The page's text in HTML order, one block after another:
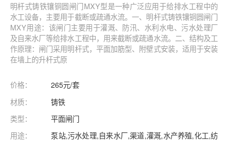
明杆式铸铁镶铜圆闸门MXY型是一种广泛应用于给排水工程中的
水工设备，主要用于截断或疏通水流。一、明杆式铸铁镶铜圆闸门
MXY用途：该闸门主要用于灌溉、防汛、水利水电、污水处理厂
及自来水厂等给排水工程中，用来截断或疏通水流。二、结构及工
作原理：闸门采用明杆式，平面加筋型、附壁式安装，适用于安装
在墙上的升杆式原
价格：
265元/套
材质：
铸铁
类型：
平面闸门
用途：
泵站,污水处理,自来水厂,渠道,灌溉,水产养殖,化工,纺